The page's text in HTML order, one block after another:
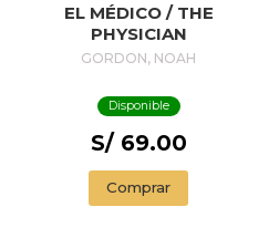
EL MÉDICO / THE
PHYSICIAN
GORDON, NOAH
Disponible
S/ 69.00
Comprar